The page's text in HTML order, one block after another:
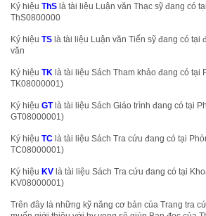
Ký hiệu ThS là tài liệu Luận văn Thạc sỹ đang có
ThS0800000
Ký hiệu TS là tài liệu Luận văn Tiến sỹ đang có tại
văn
Ký hiệu TK là tài liệu Sách Tham khảo đang có tại
TK08000001)
Ký hiệu GT là tài liệu Sách Giáo trình đang có tại
GT08000001)
Ký hiệu TC là tài liệu Sách Tra cứu đang có tại
TC08000001)
Ký hiệu KV là tài liệu Sách Tra cứu đang có tại
KV08000001)
Trên đây là những kỹ năng cơ bản của Trang tra